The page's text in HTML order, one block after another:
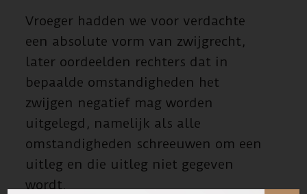
Vroeger hadden we voor verdachte
een absolute vorm van zwijgrecht,
later oordeelden rechters dat in
bepaalde omstandigheden het
zwijgen negatief mag worden
uitgelegd, namelijk als alle
omstandigheden schreeuwen om een
uitleg en die uitleg niet gegeven
wordt.